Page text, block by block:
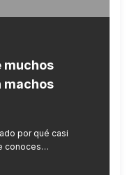
muchos
machos
por qué casi
conoces…